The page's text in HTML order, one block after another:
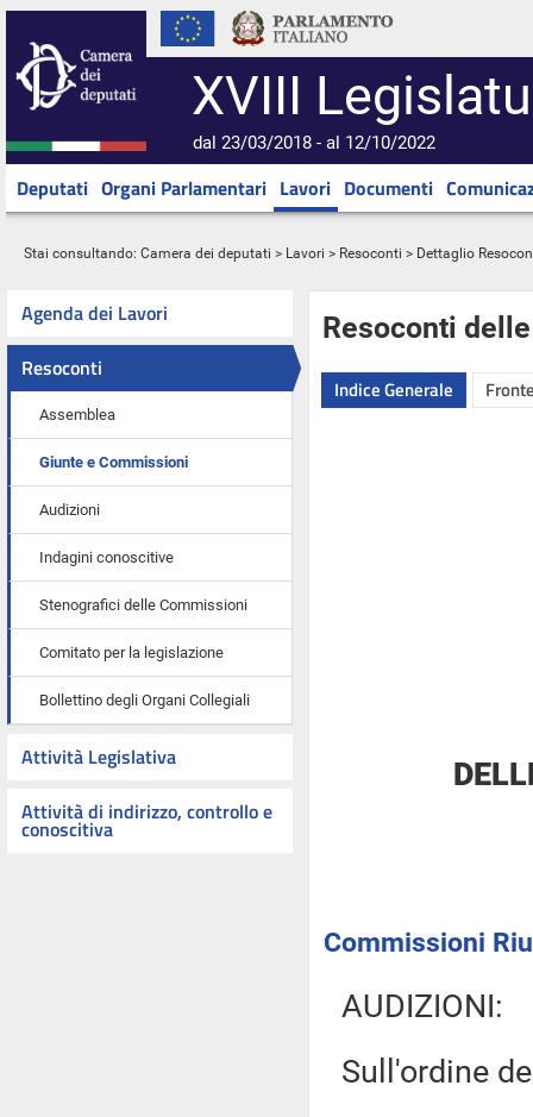
XVIII
dal 23/03/2018 - al 12/10/2022
Deputati Organi Parlamentari Lavori Documenti
Stai consultando: Camera dei deputati > Lavori > Resoconti > Dettaglio
Agenda dei Lavori
Resoconti
Assemblea
Giunte e Commissioni
Audizioni
Indagini conoscitive
Stenografici delle Commissioni
Comitato per la legislazione
Bollettino degli Organi Collegiali
Attività Legislativa
Attività di indirizzo, controllo e
conoscitiva
Resoconti
Indice Generale
Commissioni
AUDIZIONI:
Sull'ordine